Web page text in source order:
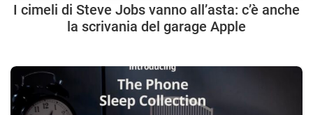
I cimeli di Steve Jobs vanno all’asta: c’è anche
la scrivania del garage Apple